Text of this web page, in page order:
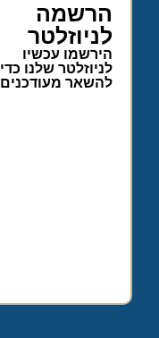
הרשמה
לניוזלטר
הירשמו עכשיו
לניוזלטר שלנו כדי
להשאר מעודכנים